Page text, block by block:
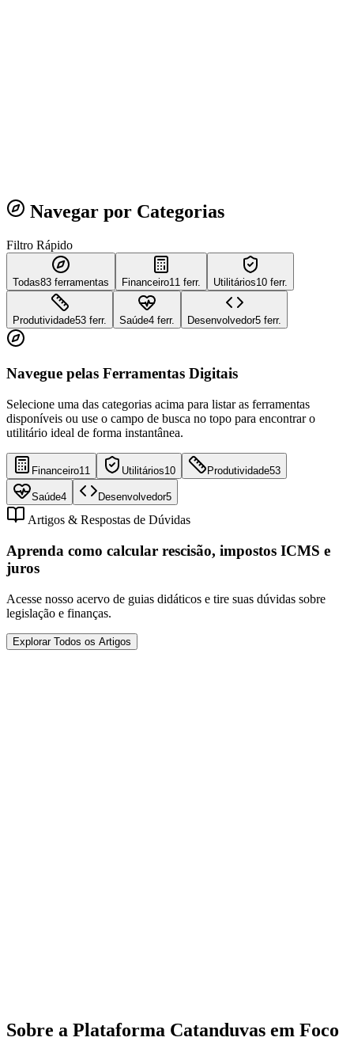
Navegar por Categorias
Filtro Rápido
Todas83 ferramentas Financeiro11 ferr. Utilitários10 ferr.
Produtividade53 ferr. Saúde4 ferr. Desenvolvedor5 ferr.
Navegue pelas Ferramentas Digitais
Selecione uma das categorias acima para listar as ferramentas
disponíveis ou use o campo de busca no topo para encontrar o
utilitário ideal de forma instantânea.
Financeiro11 Utilitários10 Produtividade53
Saúde4 Desenvolvedor5
Artigos & Respostas de Dúvidas
Aprenda como calcular rescisão, impostos ICMS e
juros
Acesse nosso acervo de guias didáticos e tire suas dúvidas sobre
legislação e finanças.
Explorar Todos os Artigos
Sobre a Plataforma Catanduvas em Foco